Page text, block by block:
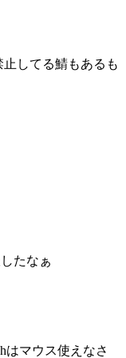
止してる鯖もあるも
たなぁ
はマウス使えなさ